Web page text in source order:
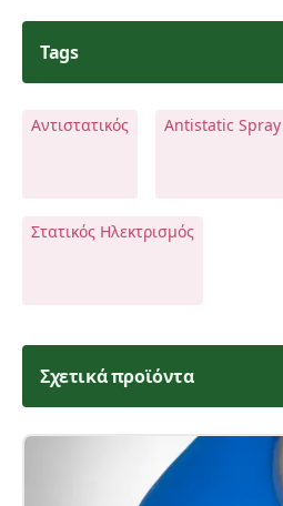
Σχόλια:
Αποστολή
Tags
Αντιστατικός Antistatic Spray
Στατικός Ηλεκτρισμός
Σχετικά προϊόντα